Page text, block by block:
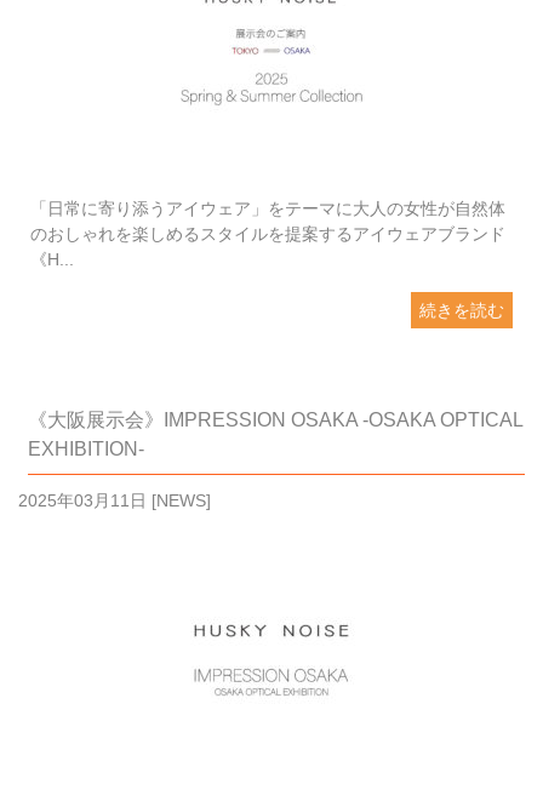
「日常に寄り添うアイウェア」をテーマに大人の女性が自然体
のおしゃれを楽しめるスタイルを提案するアイウェアブランド
《H...
続きを読む
《大阪展示会》IMPRESSION OSAKA -OSAKA OPTICAL
EXHIBITION-
2025年03月11日 [NEWS]